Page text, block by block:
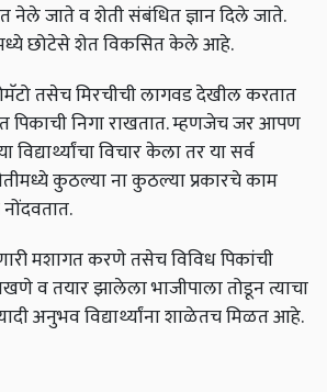
नेले जाते व शेती संबंधित ज्ञान दिले जाते.
छोटेसे शेत विकसित केले आहे.
तसेच मिरचीची लागवड देखील करतात
पिकाची निगा राखतात. म्हणजेच जर आपण
विद्यार्थ्यांचा विचार केला तर या सर्व
शेतीमध्ये कुठल्या ना कुठल्या प्रकारचे काम
मशागत करणे तसेच विविध पिकांची
व तयार झालेला भाजीपाला तोडून त्याचा
अनुभव विद्यार्थ्यांना शाळेतच मिळत आहे.